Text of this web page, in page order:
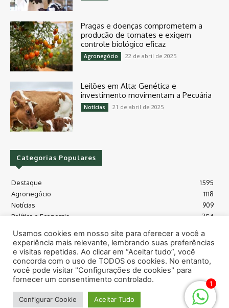
Pragas e doenças comprometem a
produção de tomates e exigem
controle biológico eficaz
Agronegócio 22 de abril de 2025
Leilões em Alta: Genética e
investimento movimentam a Pecuária
Notícias 21 de abril de 2025
Categorias Populares
Destaque
1595
Agronegócio
1118
Notícias
909
Política e Economia
354
Máquinas e Tecnologia
128
Grãos - soja e milho
Meio Ambiente
115
© Todos os direitos reservados safras.news
1
Usamos cookies em nosso site para oferecer a você a
experiência mais relevante, lembrando suas preferências
e visitas repetidas. Ao clicar em “Aceitar tudo”, você
concorda com o uso de TODOS os cookies. No entanto,
você pode visitar "Configurações de cookies" para
fornecer um consentimento controlado.
Configurar Cookie Aceitar Tudo